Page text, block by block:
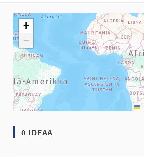
Seuraavassa elementissä on kartta,
+
−
0 IDEAA